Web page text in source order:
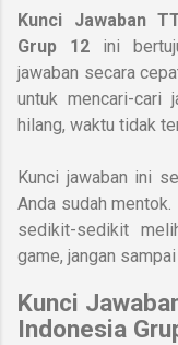
Kunci Jawaban
Grup 12 ini
jawaban secara
untuk mencari-cari
hilang, waktu tidak
Kunci jawaban ini
Anda sudah
sedikit-sedikit
game, jangan
Kunci
Indonesia